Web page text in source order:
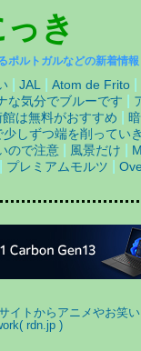
き
ポルトガルなどの新着情報
JAL Atom de Frito
な気分でブルーです
は無料がおすすめ
少しずつ端を削ってい
ので注意 風景だけ
プレミアムモルツ